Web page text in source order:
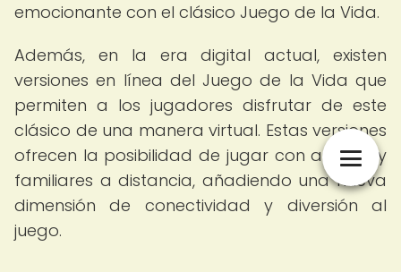
emocionante con el clásico Juego de la Vida.
Además, en la era digital actual, existen
versiones en línea del Juego de la Vida que
permiten a los jugadores disfrutar de este
clásico de una manera virtual. Estas versiones
ofrecen la posibilidad de jugar con amigos y
familiares a distancia, añadiendo una nueva
dimensión de conectividad y diversión al
juego.